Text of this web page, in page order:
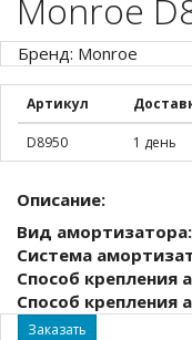
Monroe
Бренд: Monroe
Артикул
D8950 1 день
Описание:
Вид амортизатора:
Система
Способ крепления
Способ крепления
Заказать